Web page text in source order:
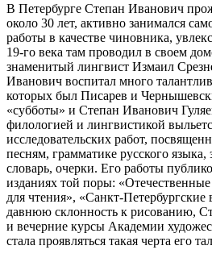
В Петербурге Степан Иванович
около 30 лет, активно занимался
работы в качестве чиновника,
19-го века там проводил в своем
знаменитый лингвист Измаил
Иванович воспитал много
которых был Писарев и
«субботы» и Степан Иванович
филологией и лингвистикой
исследовательских работ,
песням, грамматике русского языка,
словарь, очерки. Его работы
изданиях той поры:
для чтения», «Санкт-
давнюю склонность к рисованию,
и вечерние курсы Академии
стала проявляться такая черта его